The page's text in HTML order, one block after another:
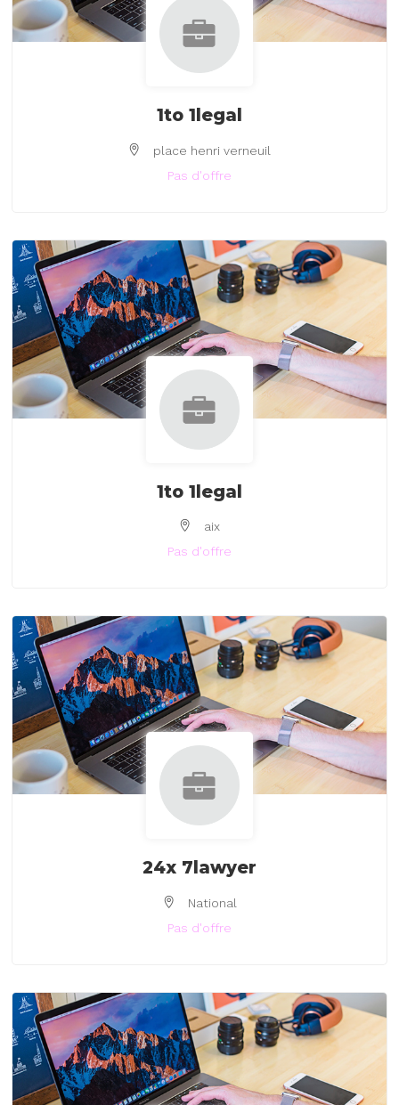
1to 1legal
place henri verneuil
Pas d'offre
1to 1legal
aix
Pas d'offre
24x 7lawyer
National
Pas d'offre